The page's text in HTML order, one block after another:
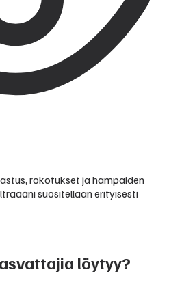
rokotukset ja hampaiden
suositellaan erityisesti
löytyy?